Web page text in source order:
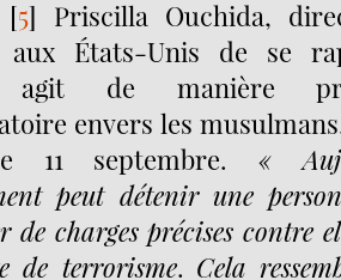
[5] Priscilla Ouchida,
aux États-Unis de se
agit de manière
envers les
11 septembre. «
peut détenir une
de charges précises contre
de terrorisme. Cela